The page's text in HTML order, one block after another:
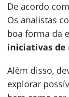
De acordo
Os analistas
boa forma da
iniciativas de
Além disso,
explorar